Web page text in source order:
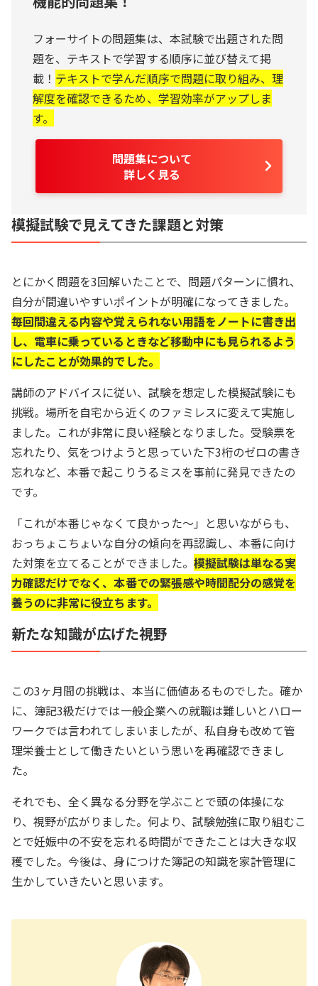
フォーサイトの問題集は、本試験で出題された問
題を、テキストで学習する順序に並び替えて掲
載！ テキストで学んだ順序で問題に取り組み、理
解度を確認できるため、学習効率がアップしま
す。
問題集について
詳しく見る
模擬試験で見えてきた課題と対策
とにかく問題を3回解いたことで、問題パターンに慣れ、
自分が間違いやすいポイントが明確になってきました。
毎回間違える内容や覚えられない用語をノートに書き出
し、電車に乗っているときなど移動中にも見られるよう
にしたことが効果的でした。
講師のアドバイスに従い、試験を想定した模擬試験にも
挑戦。場所を自宅から近くのファミレスに変えて実施し
ました。これが非常に良い経験となりました。受験票を
忘れたり、気をつけようと思っていた下3桁のゼロの書き
忘れなど、本番で起こりうるミスを事前に発見できたの
です。
「これが本番じゃなくて良かった〜」と思いながらも、
おっちょこちょいな自分の傾向を再認識し、本番に向け
た対策を立てることができました。 模擬試験は単なる実
力確認だけでなく、本番での緊張感や時間配分の感覚を
養うのに非常に役立ちます。
新たな知識が広げた視野
この3ヶ月間の挑戦は、本当に価値あるものでした。確か
に、簿記3級だけでは一般企業への就職は難しいとハロー
ワークでは言われてしまいましたが、私自身も改めて管
理栄養士として働きたいという思いを再確認できまし
た。
それでも、全く異なる分野を学ぶことで頭の体操にな
り、視野が広がりました。何より、試験勉強に取り組むこ
とで妊娠中の不安を忘れる時間ができたことは大きな収
穫でした。今後は、身につけた簿記の知識を家計管理に
生かしていきたいと思います。